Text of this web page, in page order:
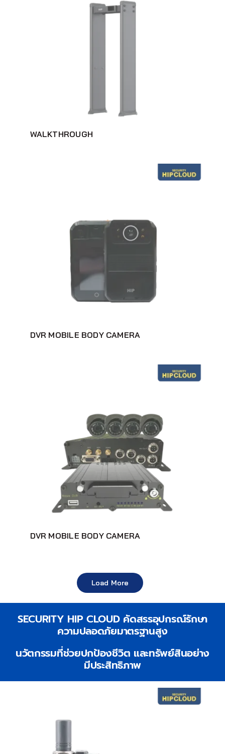
WALKTHROUGH
DVR MOBILE BODY CAMERA
DVR MOBILE BODY CAMERA
Load More
SECURITY HIP CLOUD คัดสรรอุปกรณ์รักษา
ความปลอดภัยมาตรฐานสูง
นวัตกรรมที่ช่วยปกป้องชีวิต และทรัพย์สินอย่าง
มีประสิทธิภาพ